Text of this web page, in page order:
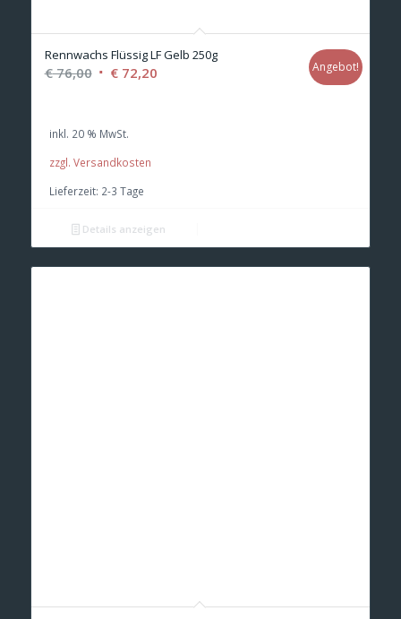
Rennwachs Flüssig LF Gelb 250g
€76,00 Ursprünglicher
€ 76,00
€72,20Aktueller
Angebot!
inkl. 20 % MwSt.
zzgl. Versandkosten
Lieferzeit: 2-3 Tage
Details anzeigen